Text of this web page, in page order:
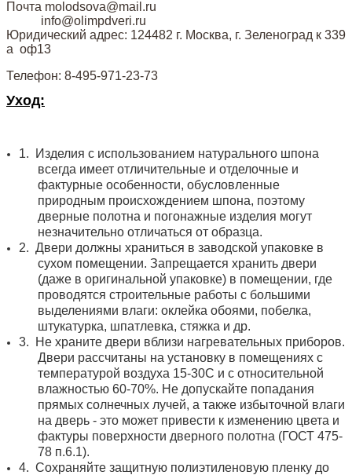
Почта molodsova@mail.ru
info@olimpdveri.ru
Юридический адрес: 124482 г. Москва, г. Зеленоград к 339
а оф13
Телефон: 8-495-971-23-73
Уход:
1.
Изделия с использованием натурального шпона
всегда имеет отличительные и отделочные и
фактурные особенности, обусловленные
природным происхождением шпона, поэтому
дверные полотна и погонажные изделия могут
незначительно отличаться от образца.
2. Двери должны храниться в заводской упаковке в
сухом помещении. Запрещается хранить двери
(даже в оригинальной упаковке) в помещении, где
проводятся строительные работы с большими
выделениями влаги: оклейка обоями, побелка,
штукатурка, шпатлевка, стяжка и др.
3.
Не храните двери вблизи нагревательных приборов.
Двери рассчитаны на установку в помещениях с
температурой воздуха 15-30С и с относительной
влажностью 60-70%. Не допускайте попадания
прямых солнечных лучей, а также избыточной влаги
на дверь - это может привести к изменению цвета и
фактуры поверхности дверного полотна (ГОСТ 475-
78 п.6.1).
4. Сохраняйте защитную полиэтиленовую пленку до